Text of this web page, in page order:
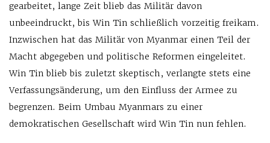
gearbeitet, lange Zeit blieb das Militär davon
unbeeindruckt, bis Win Tin schließlich vorzeitig freikam.
Inzwischen hat das Militär von Myanmar einen Teil der
Macht abgegeben und politische Reformen eingeleitet.
Win Tin blieb bis zuletzt skeptisch, verlangte stets eine
Verfassungsänderung, um den Einfluss der Armee zu
begrenzen. Beim Umbau Myanmars zu einer
demokratischen Gesellschaft wird Win Tin nun fehlen.